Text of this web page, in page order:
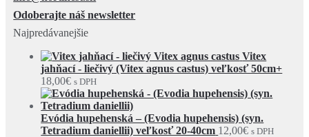
Odoberajte náš newsletter
Najpredávanejšie
Vitex
jahňací - liečivý (Vitex agnus castus) veľkosť 50cm+
18,00€ s DPH
Evódia hupehenská – (Evodia hupehensis) (syn.
Tetradium daniellii) veľkosť 20-40cm 12,00€ s DPH